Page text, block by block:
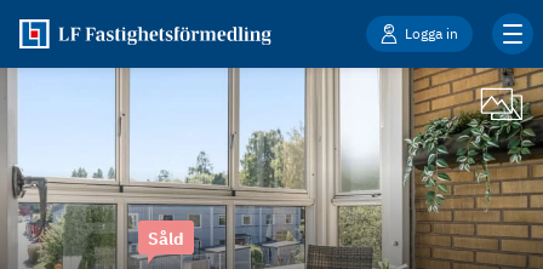
Logga in
Såld